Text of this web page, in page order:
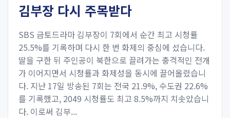
김부장 다시 주목받다
SBS 금토드라마 김부장이 7회에서 순간 최고 시청률
25.5%를 기록하며 다시 한 번 화제의 중심에 섰습니다.
딸을 구한 뒤 주인공이 북한으로 끌려가는 충격적인 전개
가 이어지면서 시청률과 화제성을 동시에 끌어올렸습니
다. 지난 17일 방송된 7회는 전국 21.9%, 수도권 22.6%
를 기록했고, 2049 시청률도 최고 8.5%까지 치솟았습니
다. 이로써 김부...